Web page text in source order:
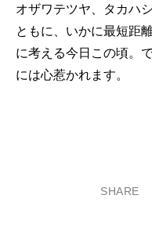
オザワテツヤ、タカハ
ともに、いかに最短距
に考える今日この頃。
には心惹かれます。
SHARE